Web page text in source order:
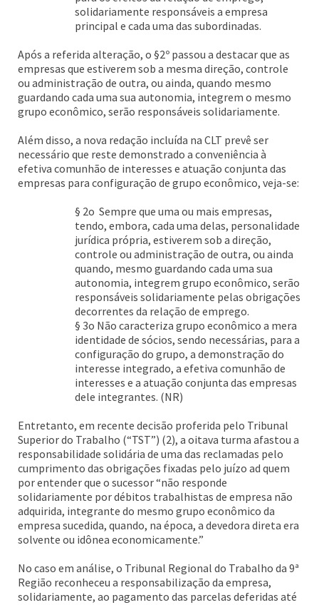
solidariamente responsáveis a empresa
principal e cada uma das subordinadas.
Após a referida alteração, o §2º passou a destacar que as
empresas que estiverem sob a mesma direção, controle
ou administração de outra, ou ainda, quando mesmo
guardando cada uma sua autonomia, integrem o mesmo
grupo econômico, serão responsáveis solidariamente.
Além disso, a nova redação incluída na CLT prevê ser
necessário que reste demonstrado a conveniência à
efetiva comunhão de interesses e atuação conjunta das
empresas para configuração de grupo econômico, veja-se:
§ 2o Sempre que uma ou mais empresas,
tendo, embora, cada uma delas, personalidade
jurídica própria, estiverem sob a direção,
controle ou administração de outra, ou ainda
quando, mesmo guardando cada uma sua
autonomia, integrem grupo econômico, serão
responsáveis solidariamente pelas obrigações
decorrentes da relação de emprego.
§ 3o Não caracteriza grupo econômico a mera
identidade de sócios, sendo necessárias, para a
configuração do grupo, a demonstração do
interesse integrado, a efetiva comunhão de
interesses e a atuação conjunta das empresas
dele integrantes. (NR)
Entretanto, em recente decisão proferida pelo Tribunal
Superior do Trabalho (“TST”) (2), a oitava turma afastou a
responsabilidade solidária de uma das reclamadas pelo
cumprimento das obrigações fixadas pelo juízo ad quem
por entender que o sucessor “não responde
solidariamente por débitos trabalhistas de empresa não
adquirida, integrante do mesmo grupo econômico da
empresa sucedida, quando, na época, a devedora direta era
solvente ou idônea economicamente.”
No caso em análise, o Tribunal Regional do Trabalho da 9ª
Região reconheceu a responsabilização da empresa,
solidariamente, ao pagamento das parcelas deferidas até